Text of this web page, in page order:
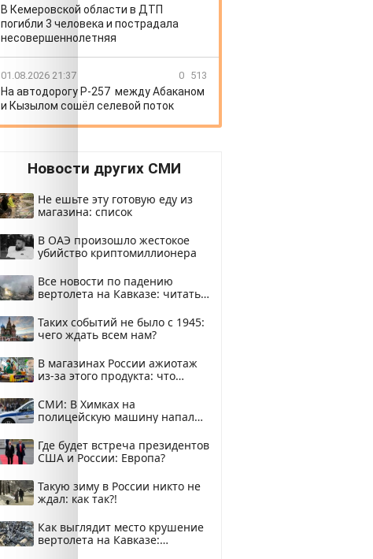
В Кемеровской области в ДТП
погибли 3 человека и пострадала
несовершеннолетняя
01.08.2026 21:37 0 513
На автодорогу Р-257 между Абаканом
и Кызылом сошёл селевой поток
Новости других СМИ
Не ешьте эту готовую еду из
магазина: список
В ОАЭ произошло жестокое
убийство криптомиллионера
Все новости по падению
вертолета на Кавказе: читать
Таких событий не было с 1945:
чего ждать всем нам?
В магазинах России ажиотаж
из-за этого продукта: что
СМИ: В Химках на
полицейскую машину напали
Где будет встреча президентов
США и России: Европа?
Такую зиму в России никто не
ждал: как так?!
Как выглядит место крушение
вертолета на Кавказе: